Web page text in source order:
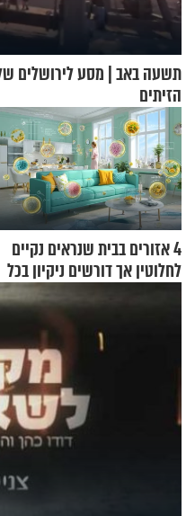
תשעה באב | מסע לירושלים
הזיתים
4 אזורים בבית שנראים נקיים
לחלוטין אך דורשים ניקיון בכל